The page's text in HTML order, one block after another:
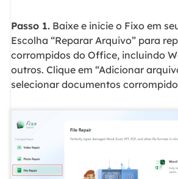
Passo 1.Baixe e inicie o Fixo em
Escolha “Reparar Arquivo” para
corrompidos do Office, incluindo
outros. Clique em “Adicionar
selecionar documentos